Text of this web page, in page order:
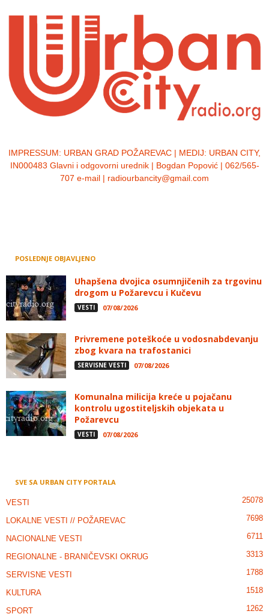
IMPRESSUM: URBAN GRAD POŽAREVAC | MEDIJ: URBAN CITY,
IN000483 Glavni i odgovorni urednik | Bogdan Popović | 062/565-
707 e-mail | radiourbancity@gmail.com
POSLEDNJE OBJAVLJENO
Uhapšena dvojica osumnjičenih za trgovinu
drogom u Požarevcu i Kučevu
VESTI 07/08/2026
Privremene poteškoće u vodosnabdevanju
zbog kvara na trafostanici
SERVISNE VESTI 07/08/2026
Komunalna milicija kreće u pojačanu
kontrolu ugostiteljskih objekata u
Požarevcu
VESTI 07/08/2026
SVE SA URBAN CITY PORTALA
VESTI 25078
LOKALNE VESTI // POŽAREVAC 7698
NACIONALNE VESTI 6711
REGIONALNE - BRANIČEVSKI OKRUG 3313
SERVISNE VESTI 1788
KULTURA 1518
SPORT 1262